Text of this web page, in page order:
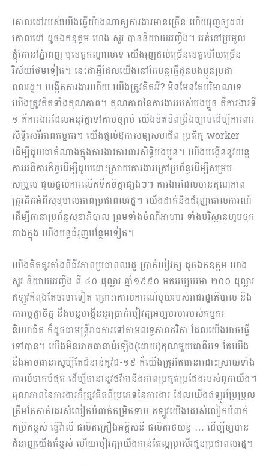
គោលដៅរបស់យើងធ្វើយ៉ាងណាឲ្យការងារមានច្រើន ហើយរុញឲ្យដល់
គោលដៅ ដូចឯកឧត្តម ហេង សួរ បាននិយាយអញ្ចឹង។ អត់នៅប្រមូល
ផ្ដុំតែនៅភ្នំពេញ ឬខេត្តកណ្ដាលទេ យើងរុញដល់ច្រើនខេត្តហើយច្រើន
វិស័យថែមទៀត។ នេះជាអ្វីដែលយើងនៅតែបន្ដ​ធ្វើ​ជូនបងប្អូនប្រជា
ពលរដ្ឋ។ បង្កើតការងារហើយ យើងត្រូវគិតអី?​ មិនមែនតែបរិមាណទេ
យើងត្រូវគិតទាំងគុណភាព។ គុណភាពនៃការងាររបស់បងប្អូន គឺការងារទី
១ គឺការងារដែលអនុវត្ដទៅតាមច្បាប់ យើងខិតខំពង្រឹងច្បាប់ដើម្បីការពារ
សិទ្ធិ​សេរីភាពកម្មករ។ យើងផ្ដល់ឱកាសឲ្យសហ​ជីព ប្រតិភូ worker
ដើម្បីជួយជាតំណាងក្នុងការងារការពារសិទ្ធិបងប្អូន។ យើងបង្កើននូវយន្ដ
ការអធិការកិច្ចដើម្បីជួយដោះស្រាយការងារក្រៅប្រព័ន្ធដើម្បីសម្រប
សម្រួល ជួយផ្ដល់ការលើកទឹកចិត្តផ្សេងៗ។ ការងារដែលមានគុណភាព
ត្រូវគិតអំពីសុខុមាលភាពប្រជាពលរដ្ឋ។ យើងដាក់និងជំរុញគោលការណ៍
ដើម្បីធានាប្រព័ន្ធសុខាភិបាល ព្រមទាំងចំណីអាហារ ទាំងបរិស្ថានហូបចុក
ខាងក្នុង យើងបន្ដជំរុញបន្ថែមទៀត។
យើងគិតគូរតាំងពីជីវភាពប្រជាពលរដ្ឋ​ ប្រាក់បៀវត្ស ដូចឯកឧត្តម ហេង
សួរ និយាយអញ្ចឹង ពី ៤០ ដុល្លារ ឆ្នាំ១៩៩០ មកអប្បបរមា ២០០ ដុល្លារ
ឥឡូវ​កំពុងតែចរចាទៀត ព្រោះគោលការណ៍មួយរបស់រាជរដ្ឋាភិបាល និង
ការប្ដេជ្ញាចិត្ត នឹងបន្ដបង្កើន​នូវប្រាក់បៀវត្សអប្បបរមារបស់កម្មករ
និយោជិត ក៏ដូចជាមន្ដ្រីរាជការទៅតាមលទ្ធភាពថវិកា ដែលយើងអាចធ្វើ
ទៅបាន។ យើង​មិនអាចធានាដំឡើង(ដោយ)គុណមួយជាពីរទេ តែយើង
នឹងអាចធានាសូម្បីតែជំនាន់កូវីដ-១៩ ក៏យើងត្រូវតែធានាដោះស្រាយទាំង​
ការលំបាកបំផុត ដើម្បីធានានូវ​ថវិកានិងភាពប្រកួតប្រជែងរបស់ពួកយើង។
គុណភាពនៃការងារក៏ត្រូវគិតពីប្រភេទ​នៃការងារ ដែលយើងឥឡូវប្រែប្រួល
ត្រឹមតែកាត់ដេរសំលៀកបំពាក់កម្រិតទាប ឥឡូវយើងដេរសំលៀក​បំពាក់
កម្រិតខ្ពស់ ធ្វើវ៉ាលី ផលិតគ្រឿងអគ្គិសនី ផលិតរថយន្ដ … ដើម្បីឲ្យបាន​
ជំនាញយើងក៏ខ្ពស់ ហើយបៀវត្សយើងកាន់តែល្អប្រសើរជូនប្រជាពលរដ្ឋ។